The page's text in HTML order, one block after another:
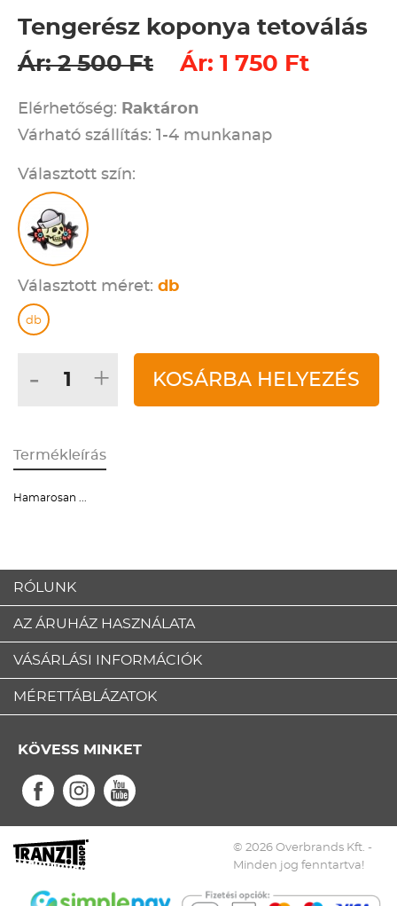
Tengerész koponya tetoválás
Ár: 2 500 Ft
Ár: 1 750 Ft
Elérhetőség: Raktáron
Várható szállítás: 1-4 munkanap
Választott szín:
Választott méret: db
db
- + KOSÁRBA HELYEZÉS
Termékleírás
Hamarosan ...
RÓLUNK
AZ ÁRUHÁZ HASZNÁLATA
VÁSÁRLÁSI INFORMÁCIÓK
MÉRETTÁBLÁZATOK
KÖVESS MINKET
© 2026 Overbrands Kft. -
Minden jog fenntartva!